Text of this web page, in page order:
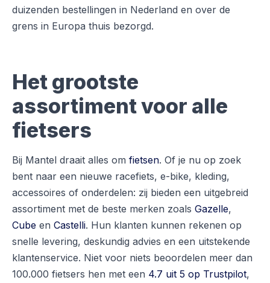
duizenden bestellingen in Nederland en over de
grens in Europa thuis bezorgd.
Het grootste
assortiment voor alle
fietsers
Bij Mantel draait alles om fietsen. Of je nu op zoek
bent naar een nieuwe racefiets, e-bike, kleding,
accessoires of onderdelen: zij bieden een uitgebreid
assortiment met de beste merken zoals Gazelle,
Cube en Castelli. Hun klanten kunnen rekenen op
snelle levering, deskundig advies en een uitstekende
klantenservice. Niet voor niets beoordelen meer dan
100.000 fietsers hen met een 4.7 uit 5 op Trustpilot,